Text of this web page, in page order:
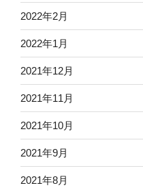
2022年2月
2022年1月
2021年12月
2021年11月
2021年10月
2021年9月
2021年8月